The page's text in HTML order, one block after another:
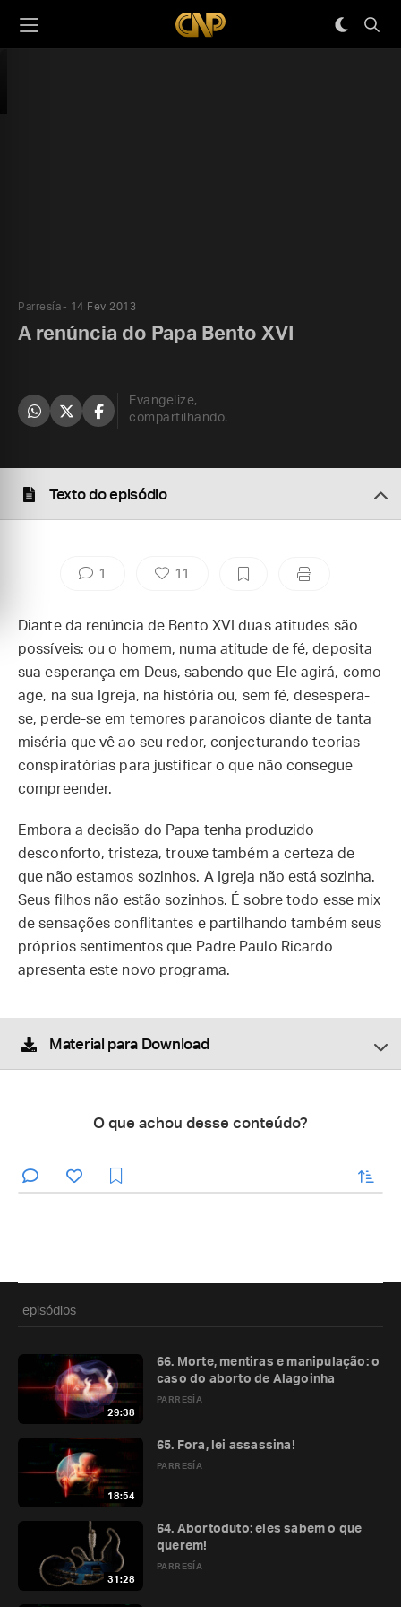
Parresía 14 Fev 2013
A renúncia do Papa Bento XVI
Evangelize,
compartilhando.
Texto do episódio
1 11
Diante da renúncia de Bento XVI duas atitudes são
possíveis: ou o homem, numa atitude de fé, deposita
sua esperança em Deus, sabendo que Ele agirá, como
age, na sua Igreja, na história ou, sem fé, desespera-
se, perde-se em temores paranoicos diante de tanta
miséria que vê ao seu redor, conjecturando teorias
conspiratórias para justificar o que não consegue
compreender.
Embora a decisão do Papa tenha produzido
desconforto, tristeza, trouxe também a certeza de
que não estamos sozinhos. A Igreja não está sozinha.
Seus filhos não estão sozinhos. É sobre todo esse mix
de sensações conflitantes e partilhando também seus
próprios sentimentos que Padre Paulo Ricardo
apresenta este novo programa.
Material para Download
O que achou desse conteúdo?
enviar
episódios
29:38
PARRESÍA
66. Morte, mentiras e manipulação: o
caso do aborto de Alagoinha
18:54
PARRESÍA
65. Fora, lei assassina!
31:28
PARRESÍA
64. Abortoduto: eles sabem o que
querem!